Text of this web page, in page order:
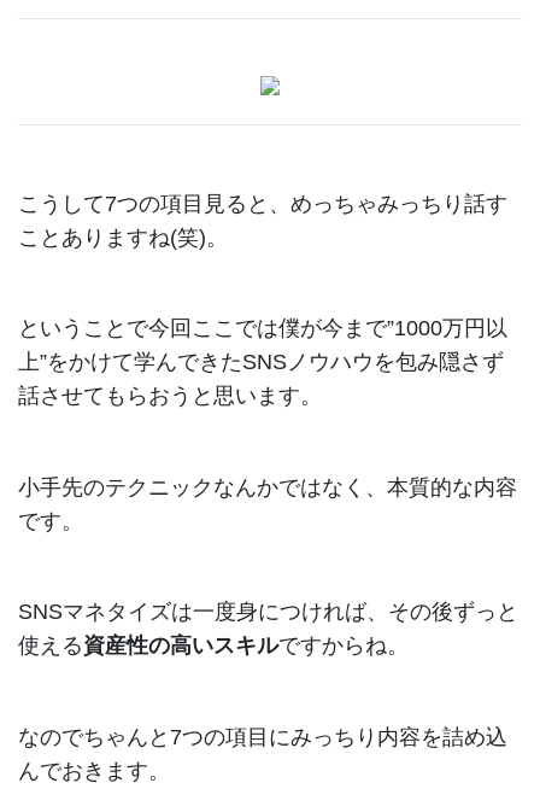
こうして7つの項目見ると、めっちゃみっちり話す
ことありますね(笑)。
ということで今回ここでは僕が今まで”1000万円以
上”をかけて学んできたSNSノウハウを包み隠さず
話させてもらおうと思います。
小手先のテクニックなんかではなく、本質的な内容
です。
SNSマネタイズは一度身につければ、その後ずっと
使える資産性の高いスキルですからね。
なのでちゃんと7つの項目にみっちり内容を詰め込
んでおきます。